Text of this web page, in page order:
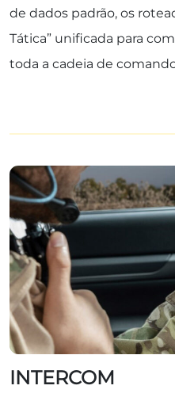
de dados padrão, os
Tática” unificada para
toda a cadeia de
INTERCOM